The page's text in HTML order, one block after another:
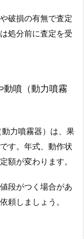
破損の有無で査定
処分前に査定を受
動噴（動力噴霧
力噴霧器）は、果
す。年式、動作状
額が変わります。
段がつく場合があ
頼しましょう。